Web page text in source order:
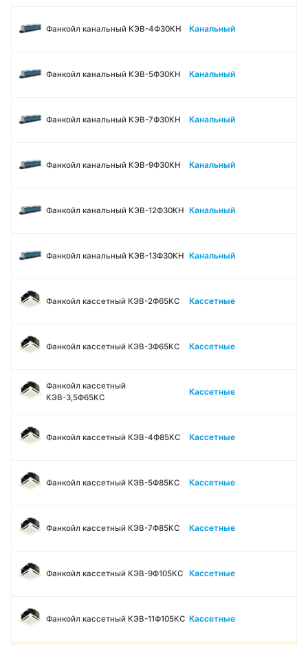
Фанкойл канальный КЭВ-4Ф30КН Канальный
Фанкойл канальный КЭВ-5Ф30КН Канальный
Фанкойл канальный КЭВ-7Ф30КН Канальный
Фанкойл канальный КЭВ-9Ф30КН Канальный
Фанкойл канальный КЭВ-12Ф30КН Канальный
Фанкойл канальный КЭВ-13Ф30КН Канальный
Фанкойл кассетный КЭВ-2Ф65КС Кассетные
Фанкойл кассетный КЭВ-3Ф65КС Кассетные
Фанкойл кассетный
КЭВ-3,5Ф65КС
Кассетные
Фанкойл кассетный КЭВ-4Ф85КС Кассетные
Фанкойл кассетный КЭВ-5Ф85КС Кассетные
Фанкойл кассетный КЭВ-7Ф85КС Кассетные
Фанкойл кассетный КЭВ-9Ф105КС Кассетные
Фанкойл кассетный КЭВ-11Ф105КС Кассетные